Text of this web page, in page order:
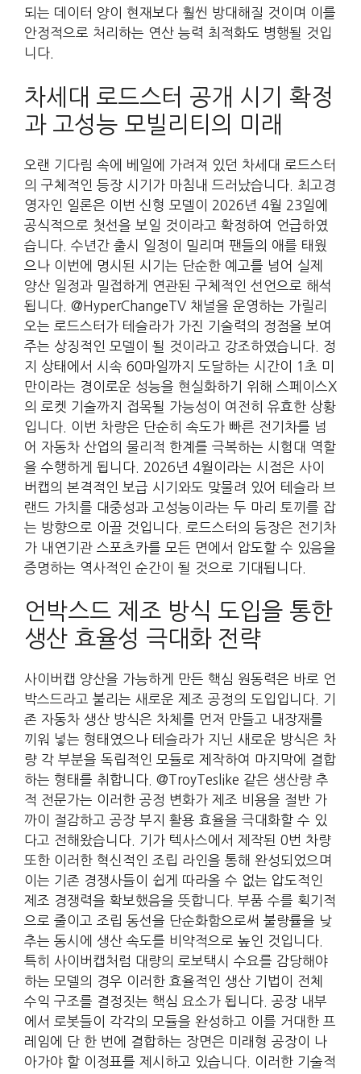
되는 데이터 양이 현재보다 훨씬 방대해질 것이며 이를
안정적으로 처리하는 연산 능력 최적화도 병행될 것입
니다.
차세대 로드스터 공개 시기 확정
과 고성능 모빌리티의 미래
오랜 기다림 속에 베일에 가려져 있던 차세대 로드스터
의 구체적인 등장 시기가 마침내 드러났습니다. 최고경
영자인 일론은 이번 신형 모델이 2026년 4월 23일에
공식적으로 첫선을 보일 것이라고 확정하여 언급하였
습니다. 수년간 출시 일정이 밀리며 팬들의 애를 태웠
으나 이번에 명시된 시기는 단순한 예고를 넘어 실제
양산 일정과 밀접하게 연관된 구체적인 선언으로 해석
됩니다. @HyperChangeTV 채널을 운영하는 가릴리
오는 로드스터가 테슬라가 가진 기술력의 정점을 보여
주는 상징적인 모델이 될 것이라고 강조하였습니다. 정
지 상태에서 시속 60마일까지 도달하는 시간이 1초 미
만이라는 경이로운 성능을 현실화하기 위해 스페이스X
의 로켓 기술까지 접목될 가능성이 여전히 유효한 상황
입니다. 이번 차량은 단순히 속도가 빠른 전기차를 넘
어 자동차 산업의 물리적 한계를 극복하는 시험대 역할
을 수행하게 됩니다. 2026년 4월이라는 시점은 사이
버캡의 본격적인 보급 시기와도 맞물려 있어 테슬라 브
랜드 가치를 대중성과 고성능이라는 두 마리 토끼를 잡
는 방향으로 이끌 것입니다. 로드스터의 등장은 전기차
가 내연기관 스포츠카를 모든 면에서 압도할 수 있음을
증명하는 역사적인 순간이 될 것으로 기대됩니다.
언박스드 제조 방식 도입을 통한
생산 효율성 극대화 전략
사이버캡 양산을 가능하게 만든 핵심 원동력은 바로 언
박스드라고 불리는 새로운 제조 공정의 도입입니다. 기
존 자동차 생산 방식은 차체를 먼저 만들고 내장재를
끼워 넣는 형태였으나 테슬라가 지닌 새로운 방식은 차
량 각 부분을 독립적인 모듈로 제작하여 마지막에 결합
하는 형태를 취합니다. @TroyTeslike 같은 생산량 추
적 전문가는 이러한 공정 변화가 제조 비용을 절반 가
까이 절감하고 공장 부지 활용 효율을 극대화할 수 있
다고 전해왔습니다. 기가 텍사스에서 제작된 0번 차량
또한 이러한 혁신적인 조립 라인을 통해 완성되었으며
이는 기존 경쟁사들이 쉽게 따라올 수 없는 압도적인
제조 경쟁력을 확보했음을 뜻합니다. 부품 수를 획기적
으로 줄이고 조립 동선을 단순화함으로써 불량률을 낮
추는 동시에 생산 속도를 비약적으로 높인 것입니다.
특히 사이버캡처럼 대량의 로보택시 수요를 감당해야
하는 모델의 경우 이러한 효율적인 생산 기법이 전체
수익 구조를 결정짓는 핵심 요소가 됩니다. 공장 내부
에서 로봇들이 각각의 모듈을 완성하고 이를 거대한 프
레임에 단 한 번에 결합하는 장면은 미래형 공장이 나
아가야 할 이정표를 제시하고 있습니다. 이러한 기술적